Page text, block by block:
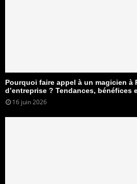
Pourquoi faire appel à un magicien à
d’entreprise ? Tendances, bénéfices
16 juin 2026